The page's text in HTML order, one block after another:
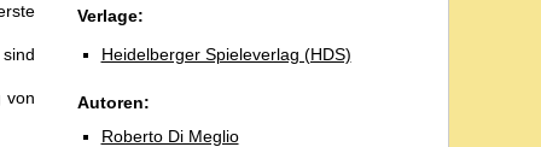
Verlage:
Heidelberger Spieleverlag (HDS)
Autoren:
Roberto Di Meglio
von